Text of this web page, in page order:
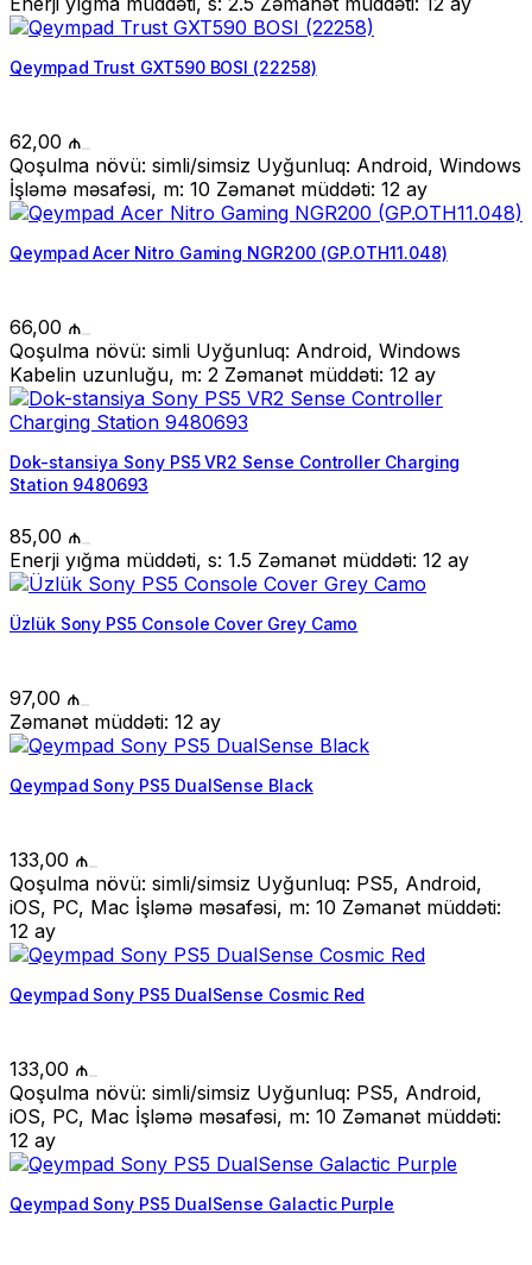
Qeympad Trust GXT590 BOSI (22258)
62,00 ₼
Qoşulma növü: simli/simsiz Uyğunluq: Android, Windows
İşləmə məsafəsi, m: 10 Zəmanət müddəti: 12 ay
Qeympad Acer Nitro Gaming NGR200 (GP.OTH11.048)
66,00 ₼
Qoşulma növü: simli Uyğunluq: Android, Windows
Kabelin uzunluğu, m: 2 Zəmanət müddəti: 12 ay
Dok-stansiya Sony PS5 VR2 Sense Controller Charging
Station 9480693
85,00 ₼
Enerji yığma müddəti, s: 1.5 Zəmanət müddəti: 12 ay
Üzlük Sony PS5 Console Cover Grey Camo
97,00 ₼
Zəmanət müddəti: 12 ay
Qeympad Sony PS5 DualSense Black
133,00 ₼
Qoşulma növü: simli/simsiz Uyğunluq: PS5, Android,
iOS, PC, Mac İşləmə məsafəsi, m: 10 Zəmanət müddəti:
12 ay
Qeympad Sony PS5 DualSense Cosmic Red
133,00 ₼
Qoşulma növü: simli/simsiz Uyğunluq: PS5, Android,
iOS, PC, Mac İşləmə məsafəsi, m: 10 Zəmanət müddəti:
12 ay
Qeympad Sony PS5 DualSense Galactic Purple